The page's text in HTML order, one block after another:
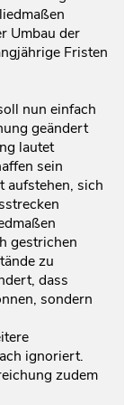
Umbau der
Fristen
nun einfach
geändert
lautet
sein
aufstehen, sich
gestrichen
zu
dass
sondern
ignoriert.
zudem